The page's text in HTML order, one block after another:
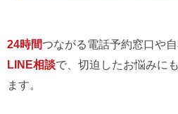
24時間つながる電話予約窓口や
LINE相談で、切迫したお悩みにも
ます。